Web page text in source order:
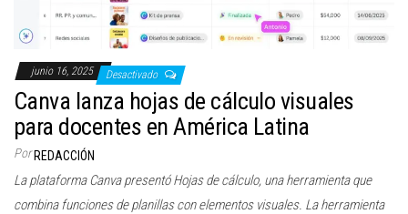
junio 16, 2025 Desactivado
Canva lanza hojas de cálculo visuales
para docentes en América Latina
Por REDACCIÓN
La plataforma Canva presentó Hojas de cálculo, una herramienta que
combina funciones de planillas con elementos visuales. La herramienta